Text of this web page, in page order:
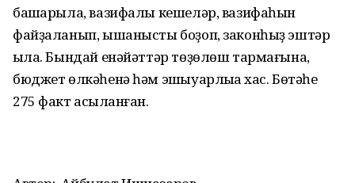
башҡарыла, вазифалы кешеләр, вазифаһын
файҙаланып, ышанысты боҙоп, законһыҙ эштәр
ҡыла. Бындай енәйәттәр төҙөлөш тармағына,
бюджет өлкәһенә һәм эшҡыуарлыҡҡа хас. Бөтәһе
275 факт асыҡланған.